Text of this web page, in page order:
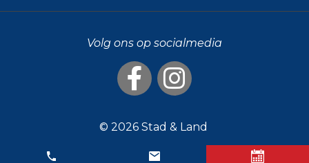
Volg ons op socialmedia
© 2026 Stad & Land